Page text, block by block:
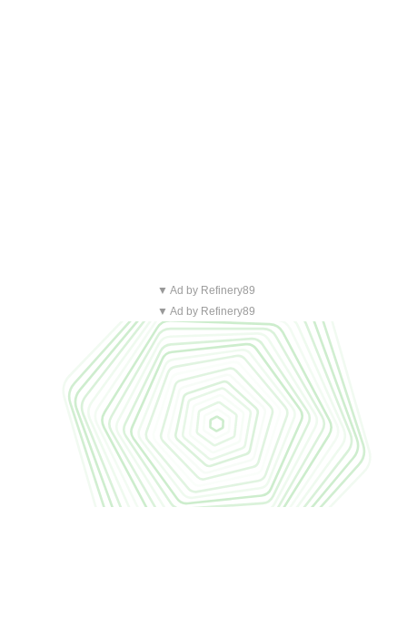
▼ Ad by Refinery89
▼ Ad by Refinery89